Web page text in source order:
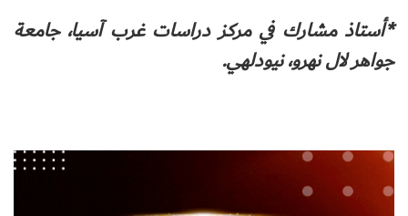
*أستاذ مشارك في مركز دراسات غرب آسيا، جامعة
جواهر لال نهرو، نيودلهي.